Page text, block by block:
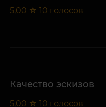
5,00 ☆ 10 голосов
Качество эскизов
5,00 ☆ 10 голосов